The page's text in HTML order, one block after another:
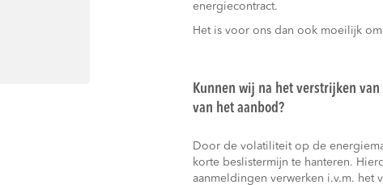
energiecontract.
Het is voor ons dan ook moeilijk
Kunnen wij na het verstrijken
van het aanbod?
Door de volatiliteit op de
korte beslistermijn te hanteren.
aanmeldingen verwerken i.v.m. het